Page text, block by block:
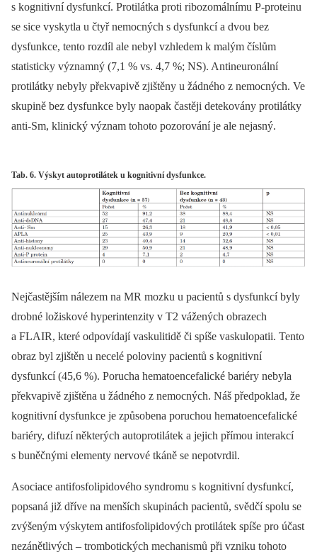
s kognitivní dysfunkcí. Protilátka proti ribozomálnímu P-proteinu
se sice vyskytla u čtyř nemocných s dysfunkcí a dvou bez
dysfunkce, tento rozdíl ale nebyl vzhledem k malým číslům
statisticky významný (7,1 % vs. 4,7 %; NS). Antineuronální
protilátky nebyly překvapivě zjištěny u žádného z nemocných. Ve
skupině bez dysfunkce byly naopak častěji detekovány protilátky
anti-Sm, klinický význam tohoto pozorování je ale nejasný.
Tab. 6. Výskyt autoprotilátek u kognitivní dysfunkce.
Nejčastějším nálezem na MR mozku u pacientů s dysfunkcí byly
drobné ložiskové hyperintenzity v T2 vážených obrazech
a FLAIR, které odpovídají vaskulitidě či spíše vaskulopatii. Tento
obraz byl zjištěn u necelé poloviny pacientů s kognitivní
dysfunkcí (45,6 %). Porucha hematoencefalické bariéry nebyla
překvapivě zjištěna u žádného z nemocných. Náš předpoklad, že
kognitivní dysfunkce je způsobena poruchou hematoencefalické
bariéry, difuzí některých autoprotilátek a jejich přímou interakcí
s buněčnými elementy nervové tkáně se nepotvrdil.
Asociace antifosfolipidového syndromu s kognitivní dysfunkcí,
popsaná již dříve na menších skupinách pacientů, svědčí spolu se
zvýšeným výskytem antifosfolipidových protilátek spíše pro účast
nezánětlivých –⁠ trombotických mechanismů při vzniku tohoto